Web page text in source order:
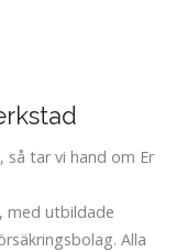
så tar vi hand om Er
med utbildade
Alla